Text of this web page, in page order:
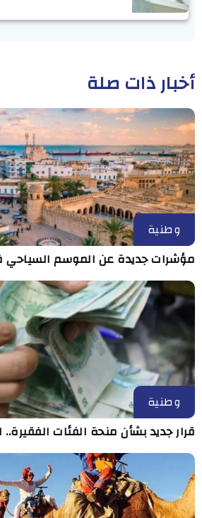
أخبار ذات صلة
وطنية
مؤشرات جديدة عن الموسم
وطنية
قرار جديد بشأن منحة الفئات الفقيرة..